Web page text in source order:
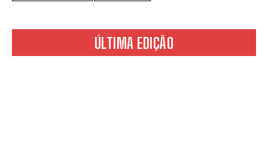
ÚLTIMA EDIÇÃO